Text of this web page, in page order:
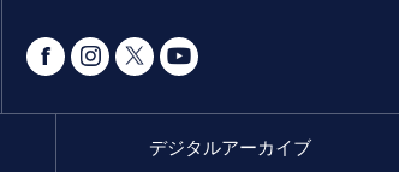
デジタルアーカイブ